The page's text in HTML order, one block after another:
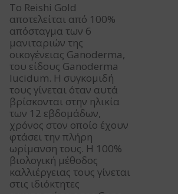
Το Reishi Gold
αποτελείται από 100%
απόσταγμα των 6
μανιταριών της
οικογένειας Ganoderma,
του είδους Ganoderma
lucidum. Η συγκομιδή
τους γίνεται όταν αυτά
βρίσκονται στην ηλικία
των 12 εβδομάδων,
χρόνος στον οποίο έχουν
φτάσει την πλήρη
ωρίμανση τους. Η 100%
βιολογική μέθοδος
καλλιέργειας τους γίνεται
στις ιδιόκτητες